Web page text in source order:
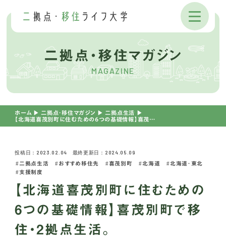
二拠点・移住マガジン
MAGAZINE
ホーム ▶︎ 二拠点・移住マガジン ▶︎ 二拠点生活 ▶︎
【北海道喜茂別町に住むための6つの基礎情報】喜茂別町で移住・2拠点生活。
投稿日：2023.02.04 最終更新日：2024.05.09
二拠点生活 おすすめ移住先 喜茂別町 北海道
北海道・東北
支援制度
【北海道喜茂別町に住むための
6つの基礎情報】喜茂別町で移
住・2拠点生活。